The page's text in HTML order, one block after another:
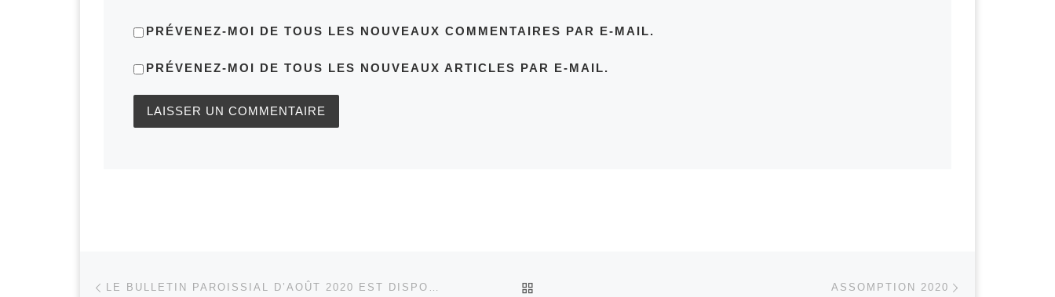
PRÉVENEZ-MOI DE TOUS LES NOUVEAUX COMMENTAIRES PAR E-MAIL.
PRÉVENEZ-MOI DE TOUS LES NOUVEAUX ARTICLES PAR E-MAIL.
Parcourir les articles LE BULLETIN PAROISSIAL D’AOÛT 2020 EST DISPONIBLE ASSOMPTION 2020